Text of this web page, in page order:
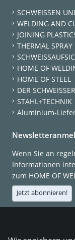
SCHWEISSEN
WELDING AND
JOINING
THERMAL
HOME OF
HOME OF STEEL
DER SCHWEISSER
STAHL+TECHNIK
Aluminium-
Wenn Sie an
Informationen
zum HOME OF
Jetzt abonnieren!
Die DVS